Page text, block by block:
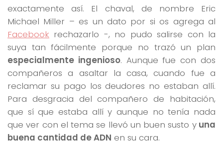
exactamente así. El chaval, de nombre Eric
Michael Miller – es un dato por si os agrega al
Facebook rechazarlo -, no pudo salirse con la
suya tan fácilmente porque no trazó un plan
especialmente ingenioso. Aunque fue con dos
compañeros a asaltar la casa, cuando fue a
reclamar su pago los deudores no estaban allí.
Para desgracia del compañero de habitación,
que sí que estaba allí y aunque no tenía nada
que ver con el tema se llevó un buen susto yuna
buena cantidad de ADN en su cara.